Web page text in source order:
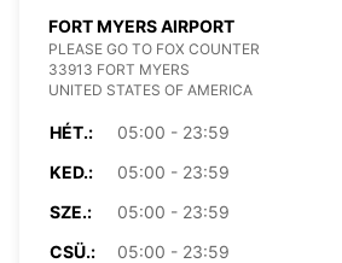
FORT MYERS AIRPORT
PLEASE GO TO FOX COUNTER
33913 FORT MYERS
UNITED STATES OF AMERICA
HÉT.:
05:00 - 23:59
KED.:
05:00 - 23:59
SZE.:
05:00 - 23:59
CSÜ.:
05:00 - 23:59